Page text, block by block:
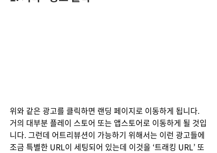
위와 같은 광고를 클릭하면 랜딩 페이지로 이동하게 됩니다.
거의 대부분 플레이 스토어 또는 앱스토어로 이동하게 될 것입
니다. 그런데 어트리뷰션이 가능하기 위해서는 이런 광고들에
조금 특별한 URL이 세팅되어 있는데 이것을 ‘트래킹 URL’ 또